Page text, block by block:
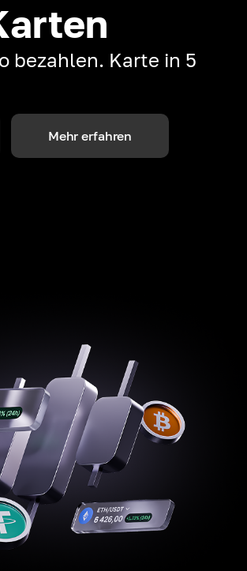
bezahlen. Karte in 5
Mehr erfahren